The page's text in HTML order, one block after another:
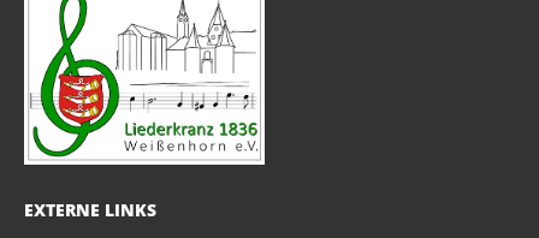
EXTERNE LINKS